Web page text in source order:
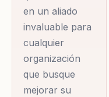
en un aliado
invaluable para
cualquier
organización
que busque
mejorar su